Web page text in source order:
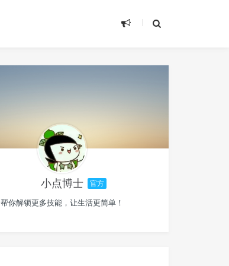
小点博士 官方
帮你解锁更多技能，让生活更简单！